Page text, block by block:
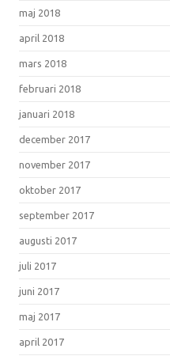
maj 2018
april 2018
mars 2018
februari 2018
januari 2018
december 2017
november 2017
oktober 2017
september 2017
augusti 2017
juli 2017
juni 2017
maj 2017
april 2017